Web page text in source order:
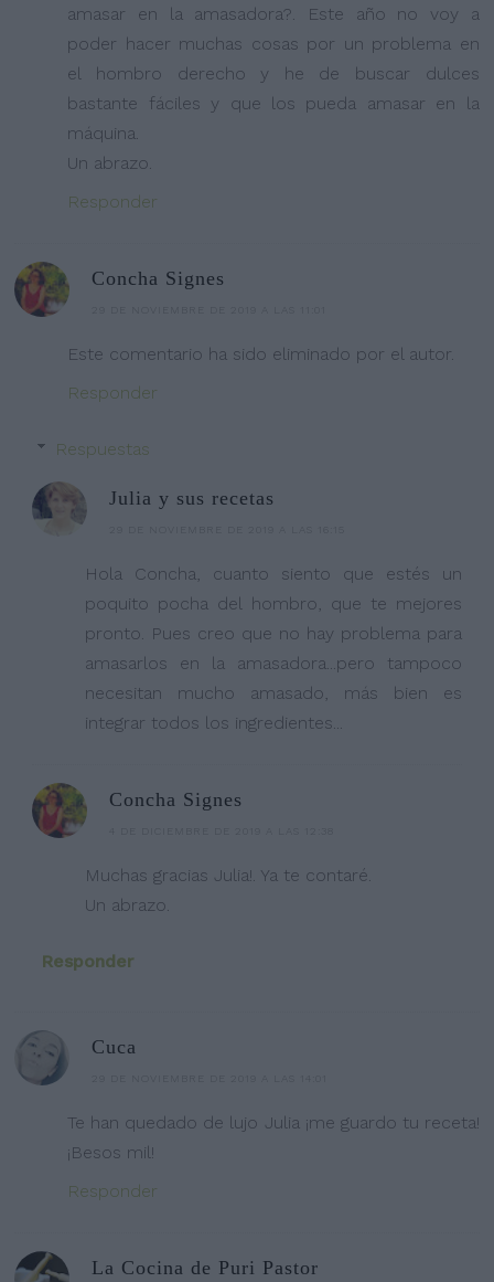
amasar en la amasadora?. Este año no voy a
poder hacer muchas cosas por un problema en
el hombro derecho y he de buscar dulces
bastante fáciles y que los pueda amasar en la
máquina.
Un abrazo.
Responder
Concha Signes
Este comentario ha sido eliminado por el autor.
Responder
Respuestas
Julia y sus recetas
Hola Concha, cuanto siento que estés un
poquito pocha del hombro, que te mejores
pronto. Pues creo que no hay problema para
amasarlos en la amasadora...pero tampoco
necesitan mucho amasado, más bien es
integrar todos los ingredientes...
Concha Signes
Muchas gracias Julia!. Ya te contaré.
Un abrazo.
Responder
Cuca
Te han quedado de lujo Julia ¡me guardo tu receta!
¡Besos mil!
Responder
La Cocina de Puri Pastor